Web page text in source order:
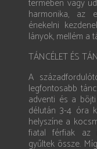
termében vagy
harmonika, az
énekelni
lányok, mellém a
TÁNCÉLET ÉS
A
legfontosabb
adventi és a
délután 3-4 óra
helyszíne a
fiatal férfiak az
gyűltek össze.